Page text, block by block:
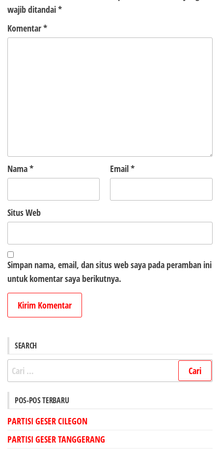
wajib ditandai*
Komentar*
Nama* Email*
Situs Web
Simpan nama, email, dan situs web saya pada peramban ini
untuk komentar saya berikutnya.
SEARCH
Cari
untuk:
POS-POS TERBARU
PARTISI GESER CILEGON
PARTISI GESER TANGGERANG